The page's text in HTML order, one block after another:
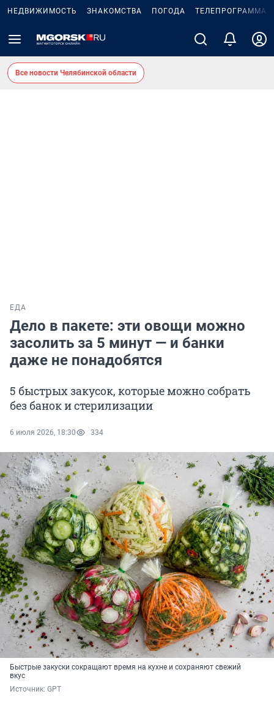
НЕДВИЖИМОСТЬ ЗНАКОМСТВА ПОГОДА ТЕЛЕПРОГРАММА
Все новости Челябинской области
ЕДА
Дело в пакете: эти овощи можно
засолить за 5 минут — и банки
даже не понадобятся
5 быстрых закусок, которые можно собрать
без банок и стерилизации
6 июля 2026, 18:30 334
Быстрые закуски сокращают время на кухне и сохраняют свежий
вкус
Источник: GPT